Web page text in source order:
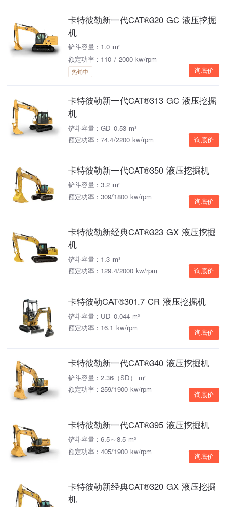
卡特彼勒新一代CAT®320 GC 液压挖掘
机
铲斗容量：1.0 m³
额定功率：110 / 2000 kw/rpm
热销中 询底价
卡特彼勒新一代CAT®313 GC 液压挖掘
机
铲斗容量：GD 0.53 m³
额定功率：74.4/2200 kw/rpm
询底价
卡特彼勒新一代CAT®350 液压挖掘机
铲斗容量：3.2 m³
额定功率：309/1800 kw/rpm
询底价
卡特彼勒新经典CAT®323 GX 液压挖掘
机
铲斗容量：1.3 m³
额定功率：129.4/2000 kw/rpm
询底价
卡特彼勒CAT®301.7 CR 液压挖掘机
铲斗容量：UD 0.044 m³
额定功率：16.1 kw/rpm
询底价
卡特彼勒新一代CAT®340 液压挖掘机
铲斗容量：2.36（SD） m³
额定功率：259/1900 kw/rpm
询底价
卡特彼勒新一代CAT®395 液压挖掘机
铲斗容量：6.5～8.5 m³
额定功率：405/1900 kw/rpm
询底价
卡特彼勒新经典CAT®320 GX 液压挖掘
机